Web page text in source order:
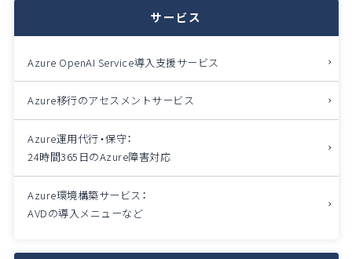
サービス
Azure OpenAI Service導入支援サービス
Azure移行のアセスメントサービス
Azure運用代行・保守：
24時間365日のAzure障害対応
Azure環境構築サービス：
AVDの導入メニューなど